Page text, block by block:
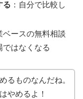
る ：自分で比較し
ベースの無料相談
ではなくなる
るものなんだね。
やめるよ！